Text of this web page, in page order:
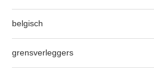
belgisch
grensverleggers